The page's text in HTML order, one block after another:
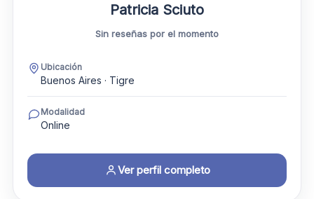
Patricia Sciuto
Sin reseñas por el momento
Ubicación
Buenos Aires · Tigre
Modalidad
Online
Ver perfil completo